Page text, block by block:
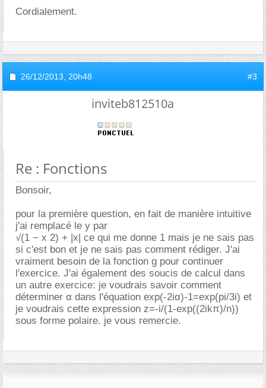
Cordialement.
26/12/2013, 20h48 #3
inviteb812510a
Re : Fonctions
Bonsoir,
pour la première question, en fait de manière intuitive
j'ai remplacé le y par
√(1 − x 2) + |x| ce qui me donne 1 mais je ne sais pas
si c'est bon et je ne sais pas comment rédiger. J'ai
vraiment besoin de la fonction g pour continuer
l'exercice. J'ai également des soucis de calcul dans
un autre exercice: je voudrais savoir comment
déterminer α dans l'équation exp(-2iα)-1=exp(pi/3i) et
je voudrais cette expression z=-i/(1-exp((2ikπ)/n))
sous forme polaire. je vous remercie.